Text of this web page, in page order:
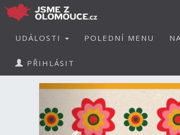
UDÁLOSTI POLEDNÍ MENU
PŘIHLÁSIT
Předchozí